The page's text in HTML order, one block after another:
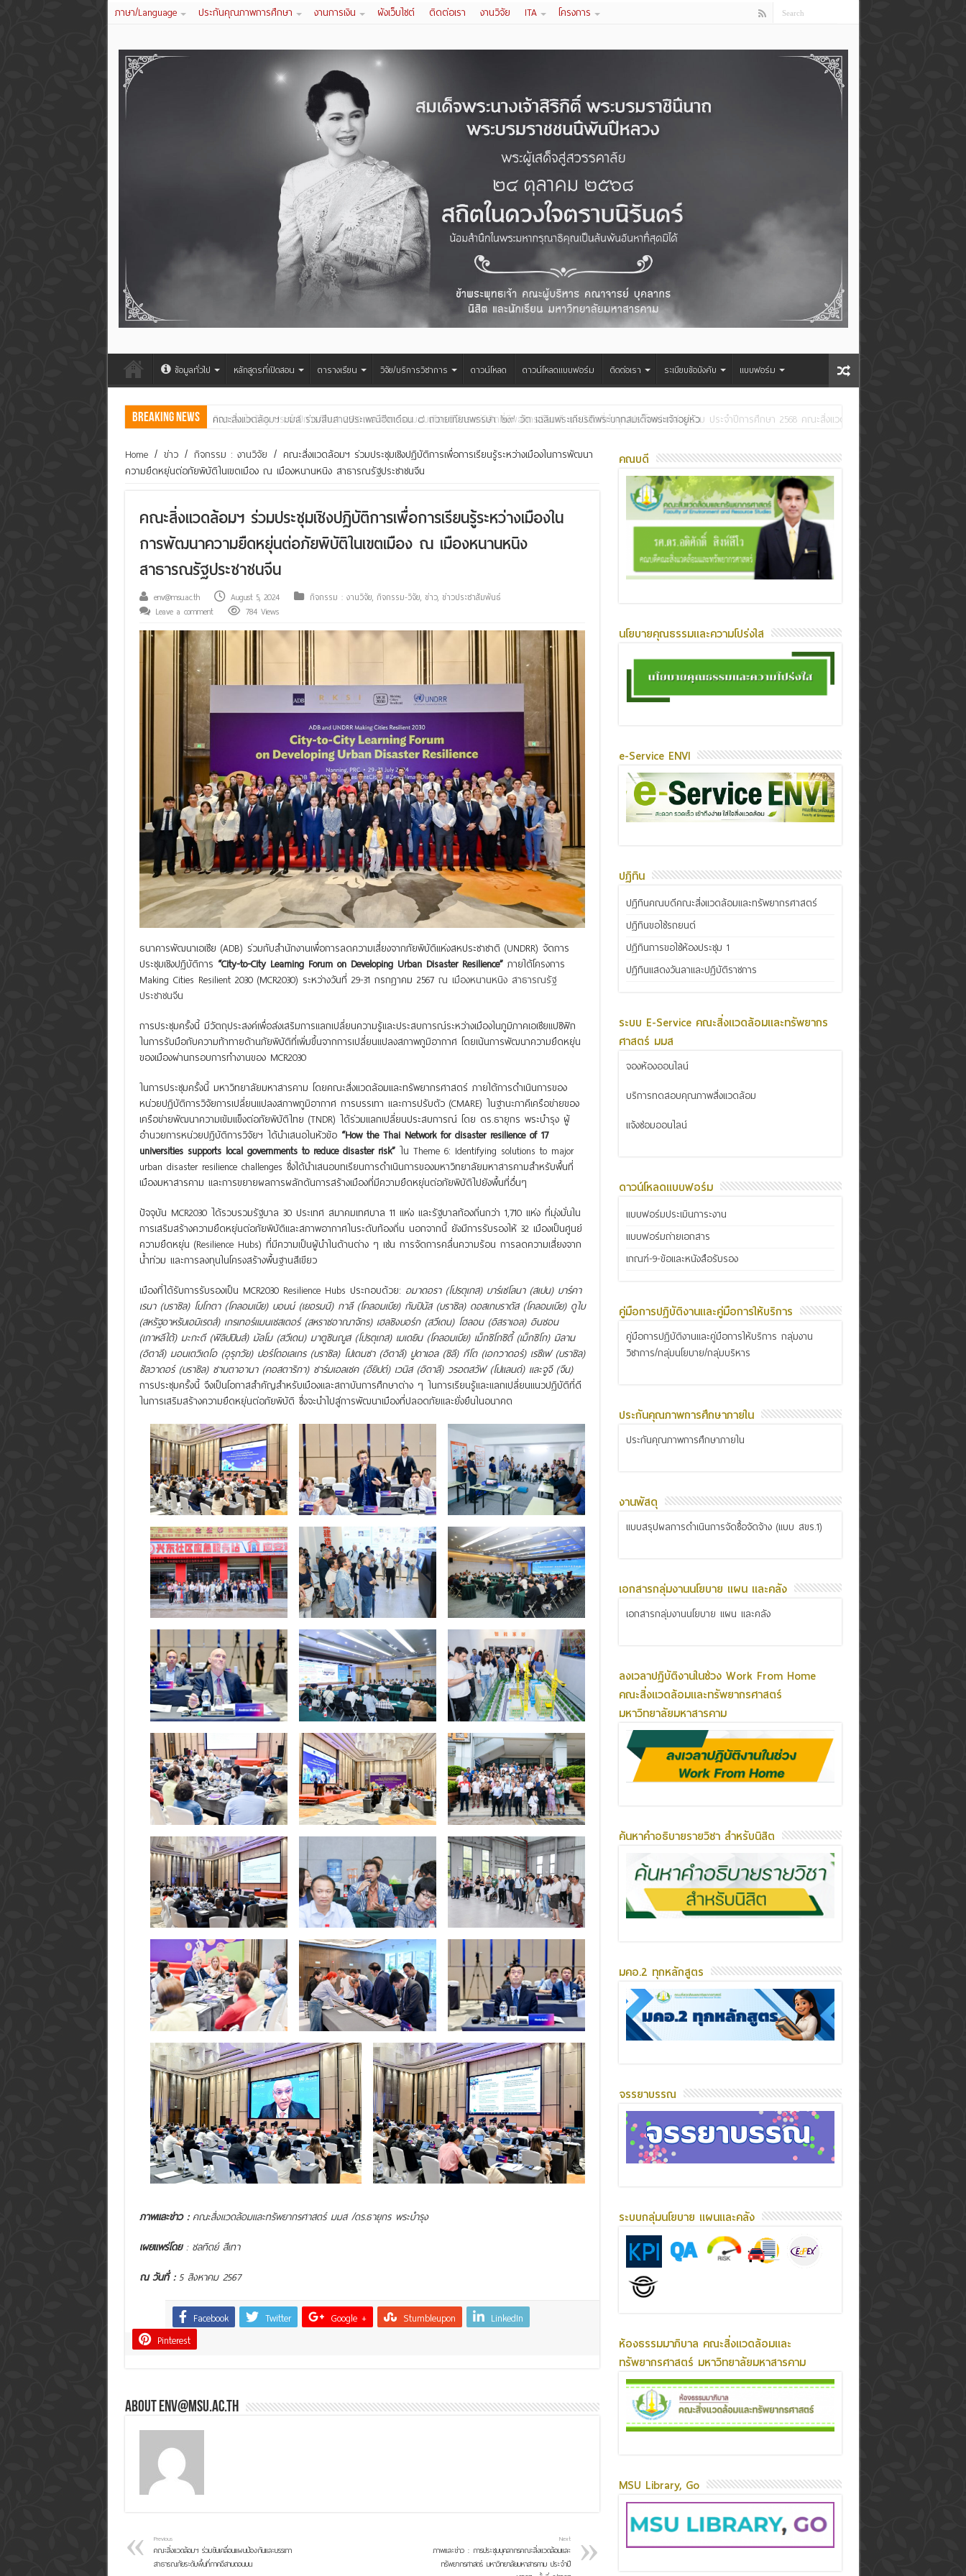
ภาษา/Language ประกันคุณภาพการศึกษา งานการเงิน ผังเว็บไซต์ ติดต่อเรา งานวิจัย ITA โครงการ
ข้อมูลทั่วไป หลักสูตรที่เปิดสอน ตารางเรียน วิจัย/บริการวิชาการ ดาวน์โหลด ดาวน์โหลดแบบฟอร์ม ติดต่อเรา ระเบียบข้อบังคับ แบบฟอร์ม
Breaking News คณะสิ่งแวดล้อมฯ มมส ร่วมสืบสานประเพณีฮีตเดือน ๘ ถวายเทียนพรรษา ๒๙ วัด เฉลิมพระเกียรติพระบาทสมเด็จพระเจ้าอยู่หัว
Home / ข่าว / กิจกรรม : งานวิจัย / คณะสิ่งแวดล้อมฯ ร่วมประชุมเชิงปฏิบัติการเพื่อการเรียนรู้ระหว่างเมืองในการพัฒนา
ความยืดหยุ่นต่อภัยพิบัติในเขตเมือง ณ เมืองหนานหนิง สาธารณรัฐประชาชนจีน
คณะสิ่งแวดล้อมฯ ร่วมประชุมเชิงปฏิบัติการเพื่อการเรียนรู้ระหว่างเมืองใน
การพัฒนาความยืดหยุ่นต่อภัยพิบัติในเขตเมือง ณ เมืองหนานหนิง
สาธารณรัฐประชาชนจีน
env@msu.ac.th August 5, 2024 กิจกรรม : งานวิจัย, กิจกรรม-วิจัย, ข่าว, ข่าวประชาสัมพันธ์
Leave a comment
784 Views
ธนาคารพัฒนาเอเชีย (ADB) ร่วมกับสำนักงานเพื่อการลดความเสี่ยงจากภัยพิบัติแห่งสหประชาชาติ (UNDRR) จัดการ
ประชุมเชิงปฏิบัติการ “City-to-City Learning Forum on Developing Urban Disaster Resilience”ภายใต้โครงการ
Making Cities Resilient 2030 (MCR2030) ระหว่างวันที่ 29-31 กรกฎาคม 2567 ณ เมืองหนานหนิง สาธารณรัฐ
ประชาชนจีน
การประชุมครั้งนี้ มีวัตถุประสงค์เพื่อส่งเสริมการแลกเปลี่ยนความรู้และประสบการณ์ระหว่างเมืองในภูมิภาคเอเชียแปซิฟิก
ในการรับมือกับความท้าทายด้านภัยพิบัติที่เพิ่มขึ้นจากการเปลี่ยนแปลงสภาพภูมิอากาศ โดยเน้นการพัฒนาความยืดหยุ่น
ของเมืองผ่านกรอบการทำงานของ MCR2030
ในการประชุมครั้งนี้ มหาวิทยาลัยมหาสารคาม โดยคณะสิ่งแวดล้อมและทรัพยากรศาสตร์ ภายใต้การดำเนินการของ
หน่วยปฏิบัติการวิจัยการเปลี่ยนแปลงสภาพภูมิอากาศ การบรรเทา และการปรับตัว (CMARE) ในฐานะภาคีเครือข่ายของ
เครือข่ายพัฒนาความเข้มแข็งต่อภัยพิบัติไทย (TNDR) ได้ร่วมแลกเปลี่ยนประสบการณ์ โดย ดร.ธายุกร พระบำรุง ผู้
อำนวยการหน่วยปฏิบัติการวิจัยฯ ได้นำเสนอในหัวข้อ “How the Thai Network for disaster resilience of 17
universities supports local governments to reduce disaster risk”ใน Theme 6: Identifying solutions to major
urban disaster resilience challenges ซึ่งได้นำเสนอบทเรียนการดำเนินการของมหาวิทยาลัยมหาสารคามสำหรับพื้นที่
เมืองมหาสารคาม และการขยายผลการผลักดันการสร้างเมืองที่มีความยืดหยุ่นต่อภัยพิบัติไปยังพื้นที่อื่นๆ
ปัจจุบัน MCR2030 ได้รวบรวมรัฐบาล 30 ประเทศ สมาคมเทศบาล 11 แห่ง และรัฐบาลท้องถิ่นกว่า 1,710 แห่ง ที่มุ่งมั่นใน
การเสริมสร้างความยืดหยุ่นต่อภัยพิบัติและสภาพอากาศในระดับท้องถิ่น นอกจากนี้ ยังมีการรับรองให้ 32 เมืองเป็นศูนย์
ความยืดหยุ่น (Resilience Hubs) ที่มีความเป็นผู้นำในด้านต่าง ๆ เช่น การจัดการคลื่นความร้อน การลดความเสี่ยงจาก
น้ำท่วม และการลงทุนในโครงสร้างพื้นฐานสีเขียว
เมืองที่ได้รับการรับรองเป็น MCR2030 Resilience Hubs ประกอบด้วย: อมาดอรา (โปรตุเกส) บาร์เซโลนา (สเปน) บาร์คา
เรนา (บราซิล) โบโกตา (โคลอมเบีย) บอนน์ (เยอรมนี) กาลี (โคลอมเบีย) กัมปินัส (บราซิล) ดอสเกบราดัส (โคลอมเบีย) ดูไบ
(สหรัฐอาหรับเอมิเรตส์) เกรเทอร์แมนเชสเตอร์ (สหราชอาณาจักร) เฮลซิงบอร์ก (สวีเดน) โฮลอน (อิสราเอล) อินชอน
(เกาหลีใต้) มะกะตี (ฟิลิปปินส์) มัลโม (สวีเดน) มาตูซินญูส (โปรตุเกส) เมเดยิน (โคลอมเบีย) เม็กซิโกซิตี้ (เม็กซิโก) มิลาน
(อิตาลี) มอนเตวิเดโอ (อุรุกวัย) ปอร์โตอเลเกร (บราซิล) โปเตนซา (อิตาลี) ปูดาเอล (ชิลี) กีโต (เอกวาดอร์) เรซีเฟ (บราซิล)
ซัลวาดอร์ (บราซิล) ซานตาอานา (คอสตาริกา) ชาร์มเอลเชค (อียิปต์) เวนิส (อิตาลี) วรอตสวัฟ (โปแลนด์) และจูจี (จีน)
การประชุมครั้งนี้ จึงเป็นโอกาสสำคัญสำหรับเมืองและสถาบันการศึกษาต่าง ๆ ในการเรียนรู้และแลกเปลี่ยนแนวปฏิบัติที่ดี
ในการเสริมสร้างความยืดหยุ่นต่อภัยพิบัติ ซึ่งจะนำไปสู่การพัฒนาเมืองที่ปลอดภัยและยั่งยืนในอนาคต
ภาพและข่าว :คณะสิ่งแวดล้อมและทรัพยากรศาสตร์ มมส /ดร.ธายุกร พระบำรุง
เผยแพร่โดย: ชลทิตย์ สีเทา
ณ วันที่ :5 สิงหาคม 2567
Facebook Twitter Google + Stumbleupon
LinkedIn
Pinterest
About env@msu.ac.th
Previous
คณะสิ่งแวดล้อมฯ ร่วมขับเคลื่อนแผนป้องกันและบรรเทา
สาธารณภัยระดับพื้นที่ภาคอีสานตอนบน
Next
ภาพและข่าว : การประชุมบุคลากรคณะสิ่งแวดล้อมและ
ทรัพยากรศาสตร์ มหาวิทยาลัยมหาสารคาม ประจำปี
คณบดี
นโยบายคุณธรรมและความโปร่งใส
e-Service ENVI
ปฏิทิน
ปฏิทินคณบดีคณะสิ่งแวดล้อมและทรัพยากรศาสตร์
ปฏิทินขอใช้รถยนต์
ปฏิทินการขอใช้ห้องประชุม 1
ปฏิทินแสดงวันลาและปฏิบัติราชการ
ระบบ E-Service คณะสิ่งแวดล้อมและทรัพยากร
ศาสตร์ มมส
จองห้องออนไลน์
บริการทดสอบคุณภาพสิ่งแวดล้อม
แจ้งซ่อมออนไลน์
ดาวน์โหลดแบบฟอร์ม
แบบฟอร์มประเมินภาระงาน
แบบฟอร์มถ่ายเอกสาร
เกณฑ์-9-ข้อและหนังสือรับรอง
คู่มือการปฏิบัติงานและคู่มือการให้บริการ
คู่มือการปฏิบัติงานและคู่มือการให้บริการ กลุ่มงาน
วิชาการ/กลุ่มนโยบาย/กลุ่มบริหาร
ประกันคุณภาพการศึกษาภายใน
ประกันคุณภาพการศึกษาภายใน
งานพัสดุ
แบบสรุปผลการดำเนินการจัดซื้อจัดจ้าง (แบบ สขร.1)
เอกสารกลุ่มงานนโยบาย แผน และคลัง
เอกสารกลุ่มงานนโยบาย แผน และคลัง
ลงเวลาปฏิบัติงานในช่วง Work From Home
คณะสิ่งแวดล้อมและทรัพยากรศาสตร์
มหาวิทยาลัยมหาสารคาม
ค้นหาคำอธิบายรายวิชา สำหรับนิสิต
มคอ.2 ทุกหลักสูตร
จรรยาบรรณ
ระบบกลุ่มนโยบาย แผนและคลัง
ห้องธรรมมาภิบาล คณะสิ่งแวดล้อมและ
ทรัพยากรศาสตร์ มหาวิทยาลัยมหาสารคาม
MSU Library, Go